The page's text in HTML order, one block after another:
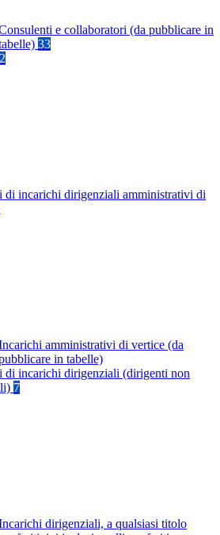
e collaboratori (da pubblicare in
33
di incarichi dirigenziali amministrativi di
amministrativi di vertice (da
in tabelle)
di incarichi dirigenziali (dirigenti non
7
dirigenziali, a qualsiasi titolo